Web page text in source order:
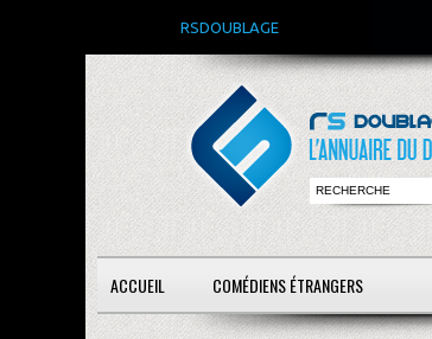
RSDOUBLAGE
ACCUEIL COMÉDIENS ÉTRANGERS